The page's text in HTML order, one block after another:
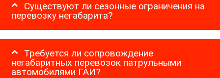
Существуют ли сезонные ограничения на
перевозку негабарита?
Требуется ли сопровождение
негабаритных перевозок патрульными
автомобилями ГАИ?